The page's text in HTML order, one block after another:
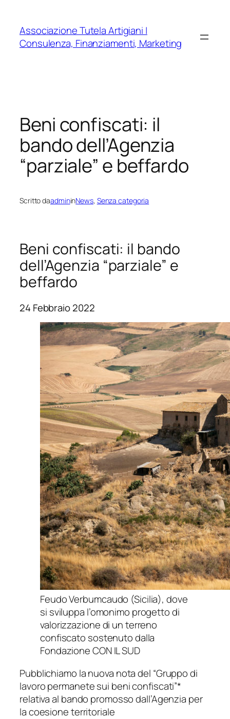
contenuto
Associazione Tutela Artigiani |
Consulenza, Finanziamenti, Marketing
Beni confiscati: il
bando dell’Agenzia
“parziale” e beffardo
Scritto daadmininNews, Senza categoria
Beni confiscati: il bando
dell’Agenzia “parziale” e
beffardo
24 Febbraio 2022
Feudo Verbumcaudo (Sicilia), dove
si sviluppa l’omonimo progetto di
valorizzazione di un terreno
confiscato sostenuto dalla
Fondazione CON IL SUD
Pubblichiamo la nuova nota del “Gruppo di
lavoro permanete sui beni confiscati”*
relativa al bando promosso dall’Agenzia per
la coesione territoriale